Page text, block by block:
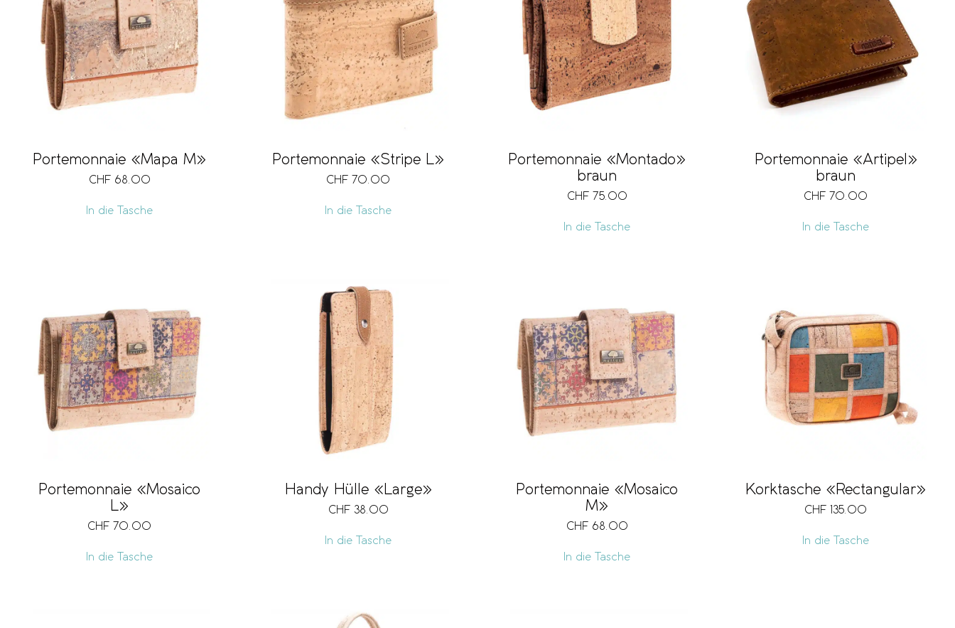
Portemonnaie «Mapa M»
CHF 68.00
In die Tasche
Portemonnaie «Stripe L»
CHF 70.00
In die Tasche
Portemonnaie «Montado»
braun
CHF 75.00
In die Tasche
Portemonnaie «Artipel»
braun
CHF 70.00
In die Tasche
Portemonnaie «Mosaico
L»
CHF 70.00
In die Tasche
Handy Hülle «Large»
CHF 38.00
In die Tasche
Portemonnaie «Mosaico
M»
CHF 68.00
In die Tasche
Korktasche «Rectangular»
CHF 135.00
In die Tasche